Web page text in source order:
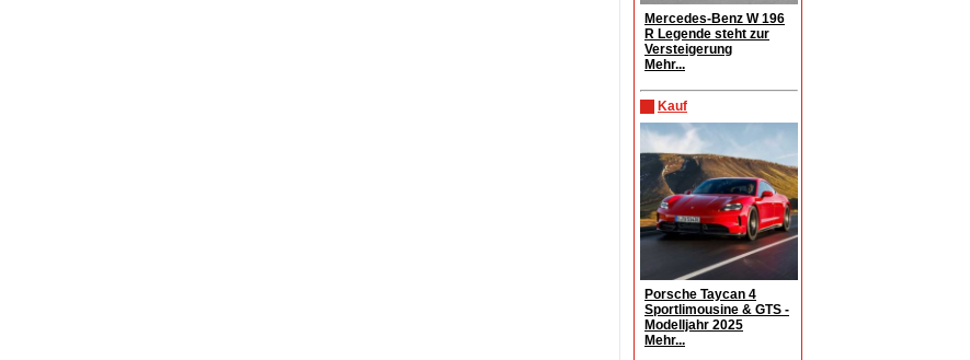
Mercedes-Benz W 196
R Legende steht zur
Versteigerung
Mehr...
Kauf
Porsche Taycan 4
Sportlimousine & GTS -
Modelljahr 2025
Mehr...